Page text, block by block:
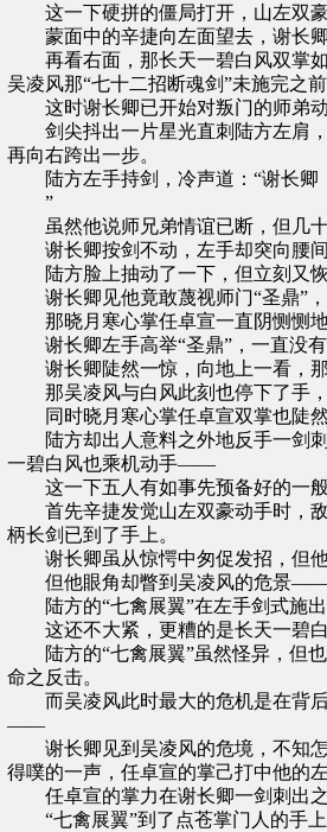
这一下硬拼的僵局打开，山左双豪
蒙面中的辛捷向左面望去，谢长卿
再看右面，那长天一碧白风双掌如
吴凌风那“七十二招断魂剑”未施完
这时谢长卿已开始对叛门的师弟动
剑尖抖出一片星光直刺陆方左肩，
再向右跨出一步。
陆方左手持剑，冷声道：“谢长卿
”
虽然他说师兄弟情谊已断，但几十
谢长卿按剑不动，左手却突向腰间
陆方脸上抽动了一下，但立刻又恢
谢长卿见他竟敢蔑视师门“圣鼎”
那晓月寒心掌任卓宣一直阴恻恻地
谢长卿左手高举“圣鼎”，一直没有
谢长卿陡然一惊，向地上一看，那
那吴凌风与白风此刻也停下了手，
同时晓月寒心掌任卓宣双掌也陡
陆方却出人意料之外地反手一剑刺
一碧白风也乘机动手——
这一下五人有如事先预备好的一般
首先辛捷发觉山左双豪动手时，敌
柄长剑已到了手上。
谢长卿虽从惊愕中匆促发招，但他
但他眼角却瞥到吴凌风的危景
陆方的“七禽展翼”在左手剑式施
这还不大紧，更糟的是长天一碧白
陆方的“七禽展翼”虽然怪异，但也
命之反击。
而吴凌风此时最大的危机是在背后
——
谢长卿见到吴凌风的危境，不知怎
得噗的一声，任卓宣的掌己打中他的
任卓宣的掌力在谢长卿一剑刺出之
“七禽展翼”到了点苍掌门人的手上